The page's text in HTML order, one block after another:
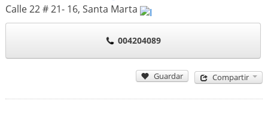
Calle 22 # 21- 16, Santa Marta
004204089
Guardar Compartir